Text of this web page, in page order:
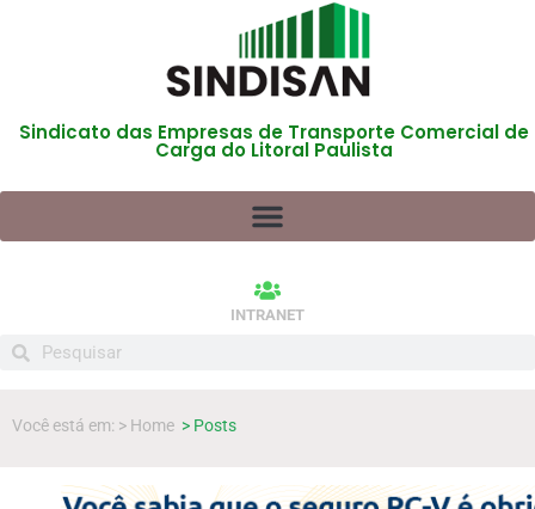
Sindicato das Empresas de Transporte Comercial de
Carga do Litoral Paulista
INTRANET
Você está em: > Home > Posts